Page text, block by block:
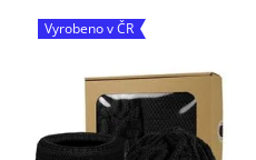
Vyrobeno v ČR